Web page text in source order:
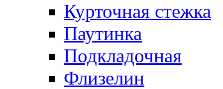
Курточная стежка
Паутинка
Подкладочная
Флизелин